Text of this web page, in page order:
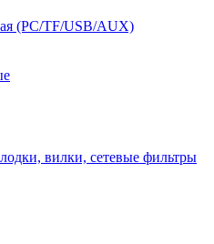
(PC/TF/USB/AUX)
вилки, сетевые фильтры